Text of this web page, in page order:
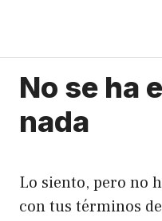
contenido
No se ha
nada
Lo siento, pero no
con tus términos